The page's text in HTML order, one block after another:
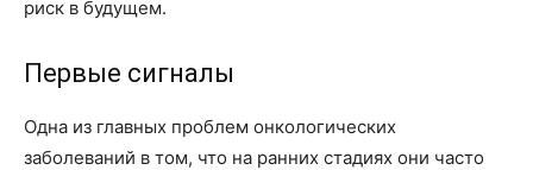
риск в будущем.
Первые сигналы
Одна из главных проблем онкологических
заболеваний в том, что на ранних стадиях они часто